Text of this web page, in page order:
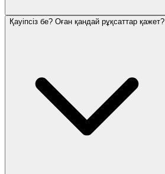
Қауіпсіз бе? Оған қандай рұқсаттар қажет?